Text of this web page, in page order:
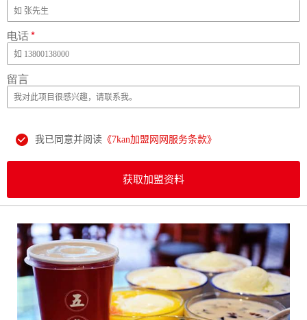
电话*
留言
我已同意并阅读 《7kan加盟网网服务条款》
获取加盟资料